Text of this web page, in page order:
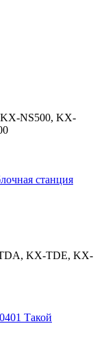
NS500, KX-
станция
KX-TDE, KX-
Такой